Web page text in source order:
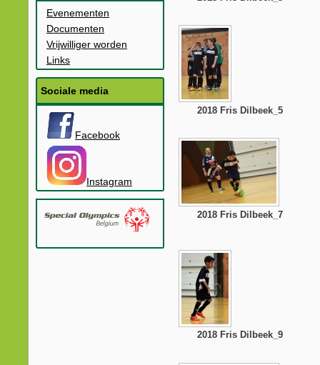
Evenementen
Documenten
Vrijwilliger worden
Links
Sociale media
Facebook
Instagram
2018 Fris Dilbeek_5
2018 Fris Dilbeek_7
2018 Fris Dilbeek_9